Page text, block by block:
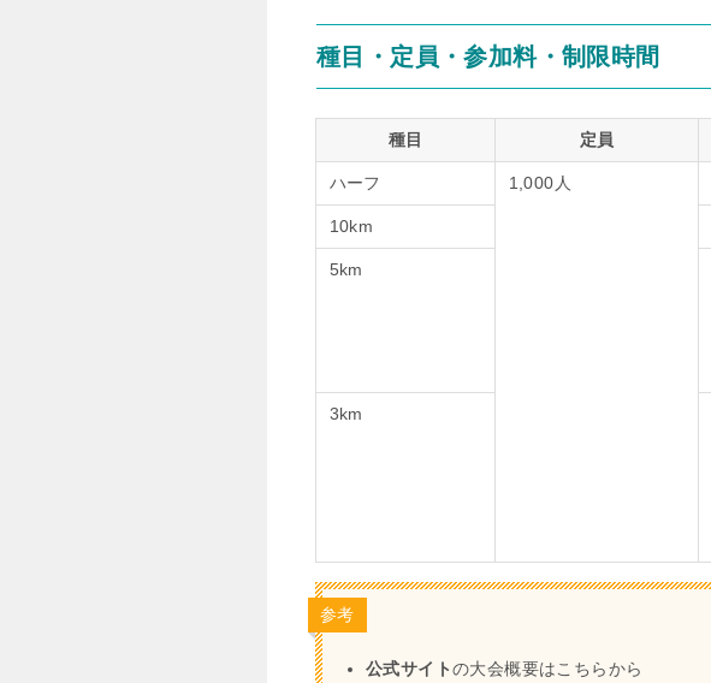
種目・定員・参加料・制限時間
種目 定員
ハーフ 1,000人
10km
5km
3km
参考
公式サイトの大会概要はこちらから